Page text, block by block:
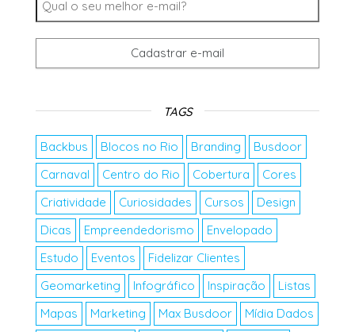
TAGS
Backbus Blocos no Rio Branding
Busdoor
Carnaval
Centro do Rio Cobertura
Cores
Criatividade
Curiosidades Cursos
Design
Dicas
Empreendedorismo
Envelopado
Estudo
Eventos
Fidelizar Clientes
Geomarketing
Infográfico Inspiração
Listas
Mapas
Marketing Max Busdoor
Mídia Dados